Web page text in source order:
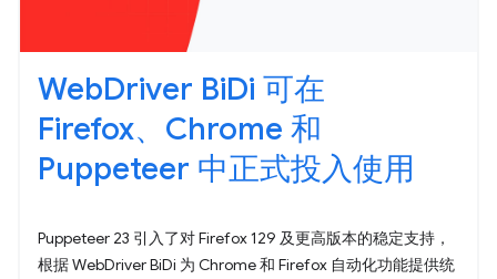
WebDriver BiDi 可在
Firefox、Chrome 和
Puppeteer 中正式投入使用
Puppeteer 23 引入了对 Firefox 129 及更高版本的稳定支持，
根据 WebDriver BiDi 为 Chrome 和 Firefox 自动化功能提供统